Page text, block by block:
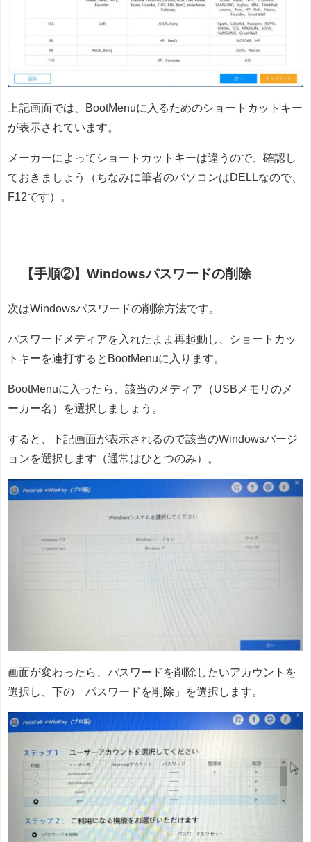
上記画面では、BootMenuに入るためのショートカットキー
が表示されています。
メーカーによってショートカットキーは違うので、確認し
ておきましょう（ちなみに筆者のパソコンはDELLなので、
F12です）。
【手順②】Windowsパスワードの削除
次はWindowsパスワードの削除方法です。
パスワードメディアを入れたまま再起動し、ショートカッ
トキーを連打するとBootMenuに入ります。
BootMenuに入ったら、該当のメディア（USBメモリのメ
ーカー名）を選択しましょう。
すると、下記画面が表示されるので該当のWindowsバージ
ョンを選択します（通常はひとつのみ）。
画面が変わったら、パスワードを削除したいアカウントを
選択し、下の「パスワードを削除」を選択します。